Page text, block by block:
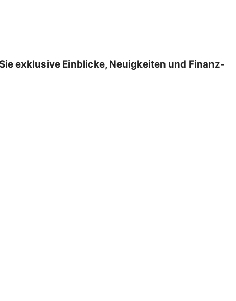
exklusive Einblicke, Neuigkeiten und Finanz-